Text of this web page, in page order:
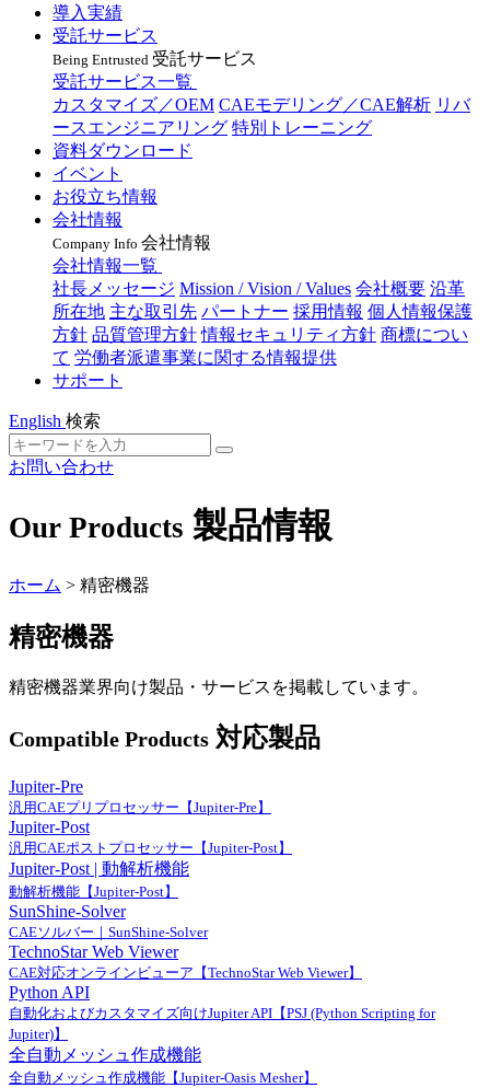
導入実績
受託サービス
Being Entrusted 受託サービス
受託サービス一覧
カスタマイズ／OEM CAEモデリング／CAE解析 リバ
ースエンジニアリング 特別トレーニング
資料ダウンロード
イベント
お役立ち情報
会社情報
Company Info 会社情報
会社情報一覧
社長メッセージ Mission / Vision / Values 会社概要 沿革
所在地 主な取引先 パートナー 採用情報 個人情報保護
方針 品質管理方針 情報セキュリティ方針 商標につい
て 労働者派遣事業に関する情報提供
サポート
English 検索
お問い合わせ
Our Products 製品情報
ホーム > 精密機器
精密機器
精密機器業界向け製品・サービスを掲載しています。
Compatible Products 対応製品
Jupiter-Pre
汎用CAEプリプロセッサー【Jupiter-Pre】
Jupiter-Post
汎用CAEポストプロセッサー【Jupiter-Post】
Jupiter-Post | 動解析機能
動解析機能【Jupiter-Post】
SunShine-Solver
CAEソルバー｜SunShine-Solver
TechnoStar Web Viewer
CAE対応オンラインビューア【TechnoStar Web Viewer】
Python API
自動化およびカスタマイズ向けJupiter API【PSJ (Python Scripting for
Jupiter)】
全自動メッシュ作成機能
全自動メッシュ作成機能【Jupiter-Oasis Mesher】